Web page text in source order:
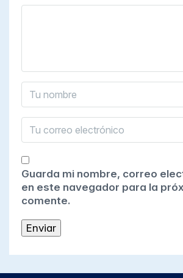
Guarda mi nombre, correo
en este navegador para la
comente.